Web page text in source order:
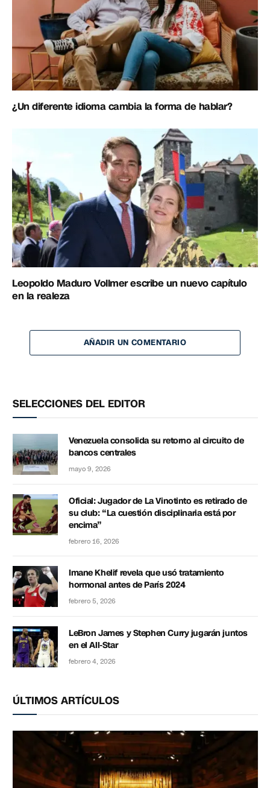
¿Un diferente idioma cambia la forma de hablar?
Leopoldo Maduro Vollmer escribe un nuevo capítulo
en la realeza
AÑADIR UN COMENTARIO
SELECCIONES DEL EDITOR
Venezuela consolida su retorno al circuito de
bancos centrales
mayo 9, 2026
Oficial: Jugador de La Vinotinto es retirado de
su club: “La cuestión disciplinaria está por
encima”
febrero 16, 2026
Imane Khelif revela que usó tratamiento
hormonal antes de París 2024
febrero 5, 2026
LeBron James y Stephen Curry jugarán juntos
en el All-Star
febrero 4, 2026
ÚLTIMOS ARTÍCULOS